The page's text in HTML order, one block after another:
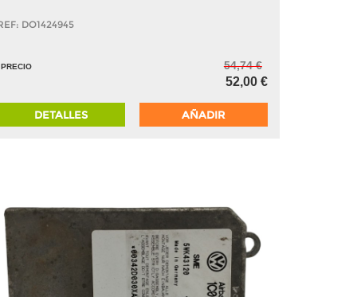
DO1424945
PRECIO 54,74 €
52,00 €
DETALLES AÑADIR